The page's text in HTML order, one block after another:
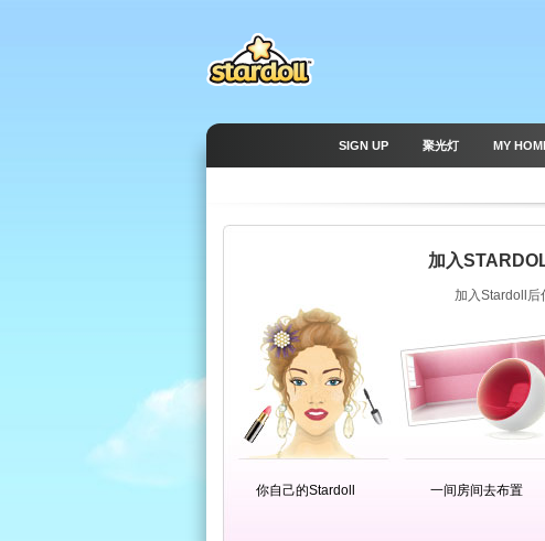
SIGN UP 聚光灯 MY
加入
加入Stardoll后
你自己的Stardoll 一间房间去布置